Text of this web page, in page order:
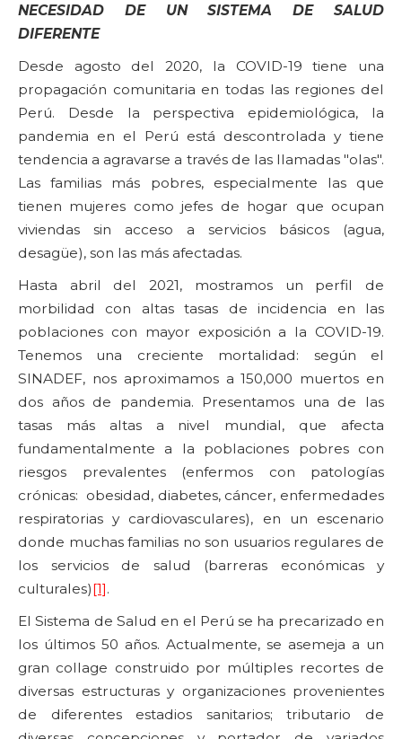
NECESIDAD DE UN SISTEMA DE SALUD
DIFERENTE
Desde agosto del 2020, la COVID-19 tiene una
propagación comunitaria en todas las regiones del
Perú. Desde la perspectiva epidemiológica, la
pandemia en el Perú está descontrolada y tiene
tendencia a agravarse a través de las llamadas "olas".
Las familias más pobres, especialmente las que
tienen mujeres como jefes de hogar que ocupan
viviendas sin acceso a servicios básicos (agua,
desagüe), son las más afectadas.
Hasta abril del 2021, mostramos un perfil de
morbilidad con altas tasas de incidencia en las
poblaciones con mayor exposición a la COVID-19.
Tenemos una creciente mortalidad: según el
SINADEF, nos aproximamos a 150,000 muertos en
dos años de pandemia. Presentamos una de las
tasas más altas a nivel mundial, que afecta
fundamentalmente a la poblaciones pobres con
riesgos prevalentes (enfermos con patologías
crónicas: obesidad, diabetes, cáncer, enfermedades
respiratorias y cardiovasculares), en un escenario
donde muchas familias no son usuarios regulares de
los servicios de salud (barreras económicas y
culturales)[1].
El Sistema de Salud en el Perú se ha precarizado en
los últimos 50 años. Actualmente, se asemeja a un
gran collage construido por múltiples recortes de
diversas estructuras y organizaciones provenientes
de diferentes estadios sanitarios; tributario de